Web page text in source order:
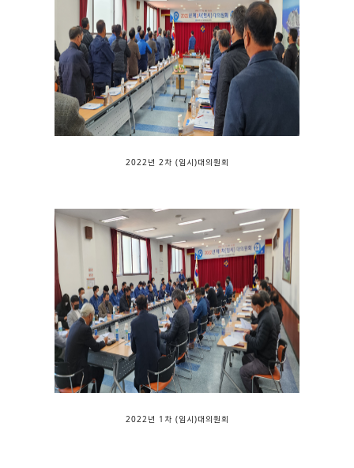
2022년 2차 (임시)대의원회
2022년 1차 (임시)대의원회